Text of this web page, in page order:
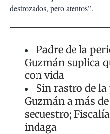
destrozados, pero atentos”.
Padre de la
Guzmán suplica
con vida
Sin rastro de
Guzmán a más
secuestro;
indaga